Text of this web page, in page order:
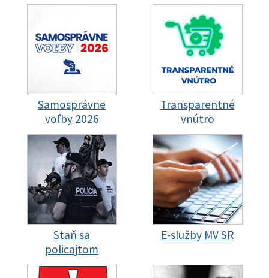
Samosprávne
voľby 2026
Transparentné
vnútro
Staň sa
policajtom
E-služby MV SR